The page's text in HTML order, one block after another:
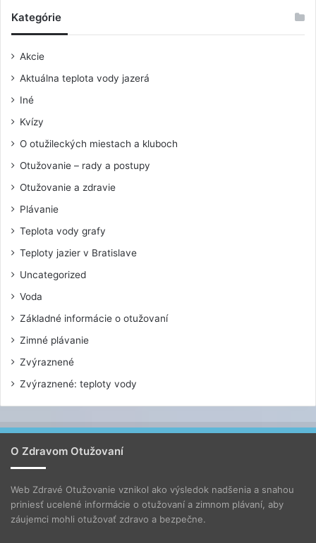
Kategórie
Akcie
Aktuálna teplota vody jazerá
Iné
Kvízy
O otužileckých miestach a kluboch
Otužovanie – rady a postupy
Otužovanie a zdravie
Plávanie
Teplota vody grafy
Teploty jazier v Bratislave
Uncategorized
Voda
Základné informácie o otužovaní
Zimné plávanie
Zvýraznené
Zvýraznené: teploty vody
O Zdravom Otužovaní
Web Zdravé Otužovanie vznikol ako výsledok nadšenia a snahou
priniesť ucelené informácie o otužovaní a zimnom plávaní, aby
záujemci mohli otužovať zdravo a bezpečne.